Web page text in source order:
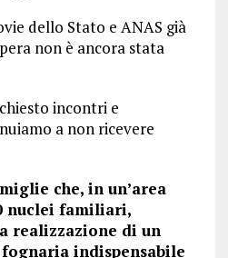
dello Stato e ANAS già
non è ancora stata
incontri e
a non ricevere
che, in un’area
nuclei familiari,
realizzazione di un
indispensabile